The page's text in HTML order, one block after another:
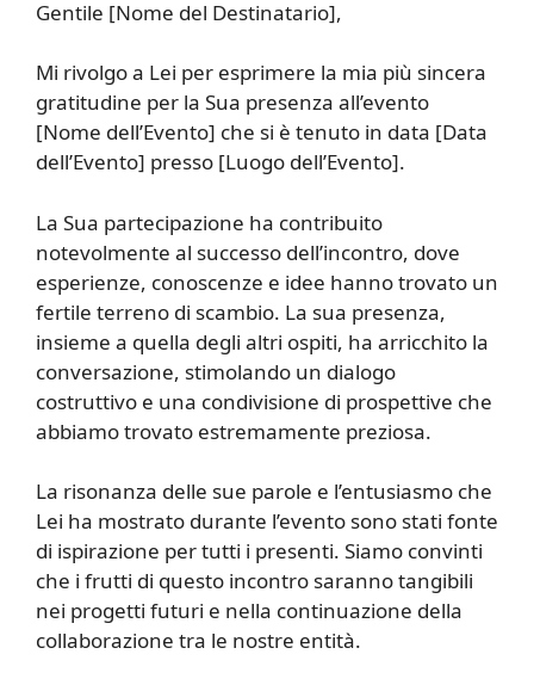
Gentile [Nome del Destinatario],
Mi rivolgo a Lei per esprimere la mia più sincera
gratitudine per la Sua presenza all’evento
[Nome dell’Evento] che si è tenuto in data [Data
dell’Evento] presso [Luogo dell’Evento].
La Sua partecipazione ha contribuito
notevolmente al successo dell’incontro, dove
esperienze, conoscenze e idee hanno trovato un
fertile terreno di scambio. La sua presenza,
insieme a quella degli altri ospiti, ha arricchito la
conversazione, stimolando un dialogo
costruttivo e una condivisione di prospettive che
abbiamo trovato estremamente preziosa.
La risonanza delle sue parole e l’entusiasmo che
Lei ha mostrato durante l’evento sono stati fonte
di ispirazione per tutti i presenti. Siamo convinti
che i frutti di questo incontro saranno tangibili
nei progetti futuri e nella continuazione della
collaborazione tra le nostre entità.